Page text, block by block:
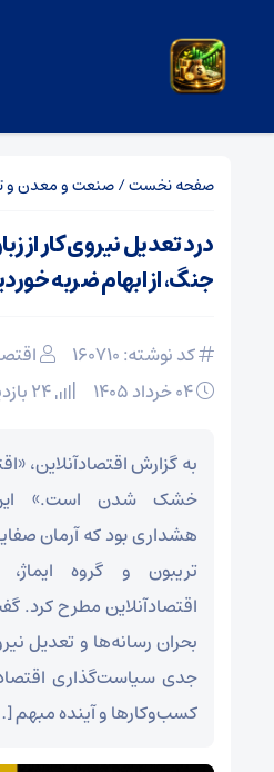
صفحه نخست/صنعت و معدن و
درد تعدیل نیروی کار از
جنگ، از ابهام ضربه
کد نوشته: 160710
به گزارش اقتصادآنلاین،
خشک شدن است.»
هشداری بود که آرمان
تریبون و گروه ایماژ،
اقتصادآنلاین مطرح کرد.
بحران رسانه‌ها و تعدیل
جدی سیاست‌گذاری
کسب‌وکار‌ها و آینده مبهم